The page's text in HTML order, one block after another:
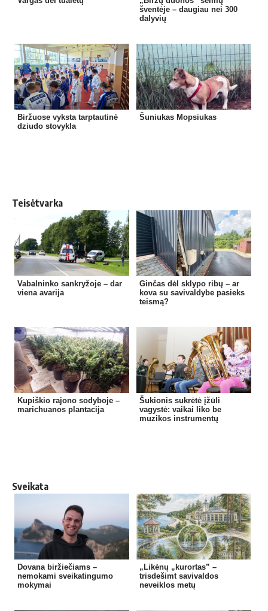
šventėje – daugiau nei 300
dalyvių
Biržuose vyksta tarptautinė
dziudo stovykla
Šuniukas Mopsiukas
Teisėtvarka
Vabalninko sankryžoje – dar
viena avarija
Ginčas dėl sklypo ribų – ar
kova su savivaldybe pasieks
teismą?
Kupiškio rajono sodyboje –
marichuanos plantacija
Šukionis sukrėtė įžūli
vagystė: vaikai liko be
muzikos instrumentų
Sveikata
Dovana biržiečiams –
nemokami sveikatingumo
mokymai
„Likėnų „kurortas” –
trisdešimt savivaldos
neveiklos metų